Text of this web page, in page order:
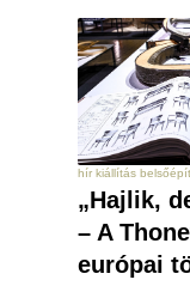
hír kiállítás
„Hajlik,
– A
európai